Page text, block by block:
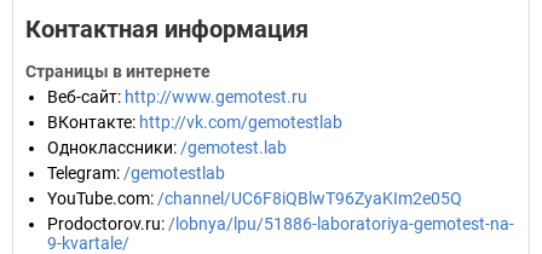
Контактная информация
Страницы в интернете
Веб-сайт: http://www.gemotest.ru
ВКонтакте: http://vk.com/gemotestlab
Одноклассники: /gemotest.lab
Telegram: /gemotestlab
YouTube.com: /channel/UC6F8iQBlwT96ZyaKIm2e05Q
Prodoctorov.ru: /lobnya/lpu/51886-laboratoriya-gemotest-na-
9-kvartale/